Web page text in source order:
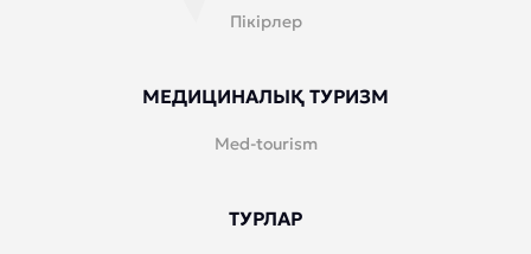
Пікірлер
МЕДИЦИНАЛЫҚ ТУРИЗМ
Med-tourism
ТУРЛАР